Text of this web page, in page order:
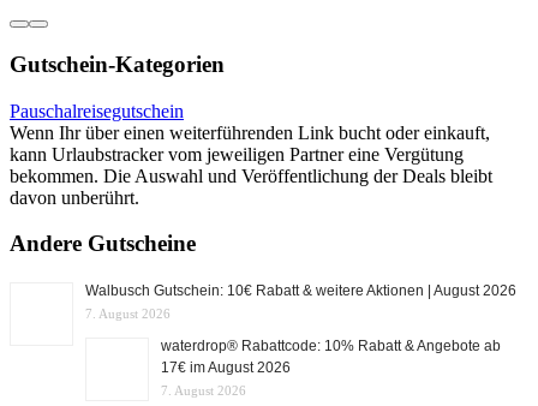
Gutschein-Kategorien
Pauschalreisegutschein
Wenn Ihr über einen weiterführenden Link bucht oder einkauft,
kann Urlaubstracker vom jeweiligen Partner eine Vergütung
bekommen. Die Auswahl und Veröffentlichung der Deals bleibt
davon unberührt.
Andere Gutscheine
Walbusch Gutschein: 10€ Rabatt & weitere Aktionen | August 2026
7. August 2026
waterdrop® Rabattcode: 10% Rabatt & Angebote ab
17€ im August 2026
7. August 2026